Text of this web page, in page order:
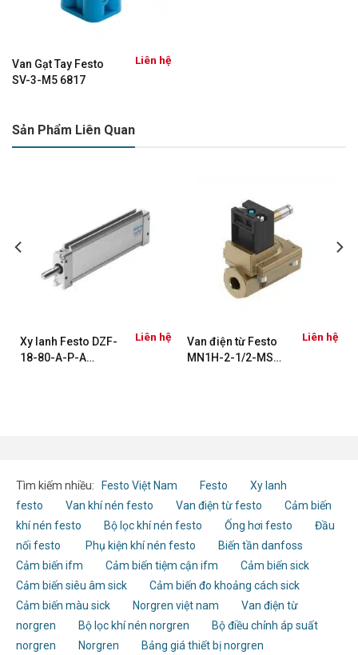
Van Gạt Tay Festo
SV-3-M5 6817
Liên hệ
Sản Phẩm Liên Quan
Xy lanh Festo DZF-
18-80-A-P-A
Liên hệ
Van điện từ Festo
MN1H-2-1/2-MS
Liên hệ
Tìm kiếm nhiều: Festo Việt Nam Festo
Xy lanh
festo
Van khí nén festo Van điện từ festo
Cảm biến
khí nén festo
Bộ lọc khí nén festo Ống hơi festo
Đầu
nối festo
Phụ kiện khí nén festo
Biến tần danfoss
Cảm biến ifm
Cảm biến tiệm cận ifm
Cảm biến sick
Cảm biến siêu âm sick
Cảm biến đo khoảng cách sick
Cảm biến màu sick
Norgren việt nam
Van điện từ
norgren
Bộ lọc khí nén norgren
Bộ điều chỉnh áp suất
norgren
Norgren Bảng giá thiết bị norgren